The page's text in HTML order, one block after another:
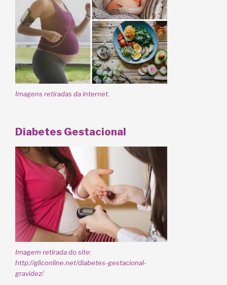
Imagens retiradas da internet.
Diabetes Gestacional
Imagem retirada do site:
http://gliconline.net/diabetes-gestacional-
gravidez/